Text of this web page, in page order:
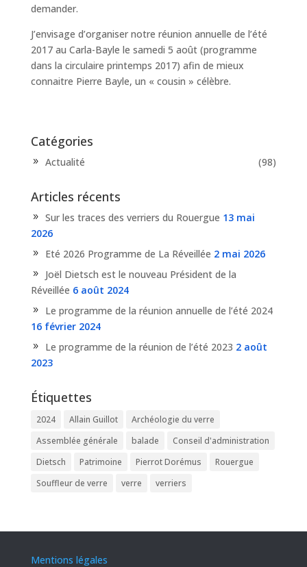
demander.
J’envisage d’organiser notre réunion annuelle de l’été
2017 au Carla-Bayle le samedi 5 août (programme
dans la circulaire printemps 2017) afin de mieux
connaitre Pierre Bayle, un « cousin » célèbre.
Catégories
Actualité (98)
Articles récents
Sur les traces des verriers du Rouergue 13 mai
2026
Eté 2026 Programme de La Réveillée 2 mai 2026
Joël Dietsch est le nouveau Président de la
Réveillée 6 août 2024
Le programme de la réunion annuelle de l’été 2024
16 février 2024
Le programme de la réunion de l’été 2023 2 août
2023
Étiquettes
2024 Allain Guillot
Archéologie du verre
Assemblée générale
balade
Conseil d'administration
Dietsch
Patrimoine Pierrot Dorémus
Rouergue
Souffleur de verre
verre verriers
Mentions légales